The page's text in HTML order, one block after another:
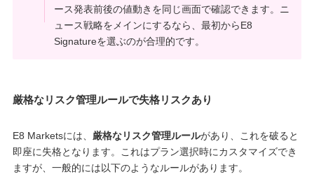
ース発表前後の値動きを同じ画面で確認できます。ニ
ュース戦略をメインにするなら、最初からE8
Signatureを選ぶのが合理的です。
厳格なリスク管理ルールで失格リスクあり
E8 Marketsには、 厳格なリスク管理ルールがあり、これを破ると
即座に失格となります。これはプラン選択時にカスタマイズでき
ますが、一般的には以下のようなルールがあります。